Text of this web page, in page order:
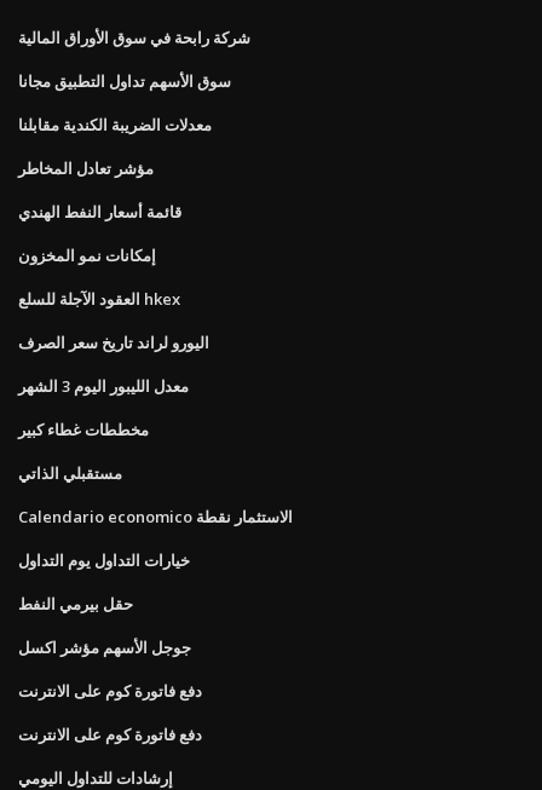
شركة رابحة في سوق الأوراق المالية
سوق الأسهم تداول التطبيق مجانا
معدلات الضريبة الكندية مقابلنا
مؤشر تعادل المخاطر
قائمة أسعار النفط الهندي
إمكانات نمو المخزون
العقود الآجلة للسلع hkex
اليورو لراند تاريخ سعر الصرف
معدل الليبور اليوم 3 الشهر
مخططات غطاء كبير
مستقبلي الذاتي
Calendario economico الاستثمار نقطة
خيارات التداول يوم التداول
حقل بيرمي النفط
جوجل الأسهم مؤشر اكسل
دفع فاتورة كوم على الانترنت
دفع فاتورة كوم على الانترنت
إرشادات للتداول اليومي